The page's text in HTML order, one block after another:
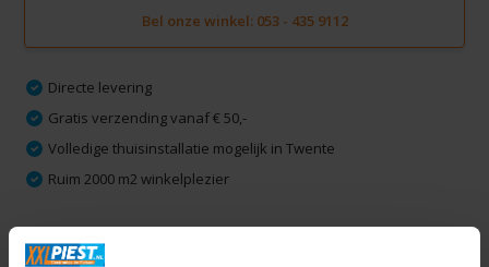
Bel onze winkel: 053 - 435 9112
Directe levering
Gratis verzending vanaf € 50,-
Volledige thuisinstallatie mogelijk in Twente
Ruim 2000 m2 winkelplezier